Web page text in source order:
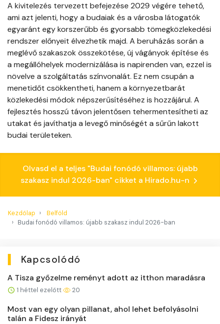
A kivitelezés tervezett befejezése 2029 végére tehető,
ami azt jelenti, hogy a budaiak és a városba látogatók
egyaránt egy korszerűbb és gyorsabb tömegközlekedési
rendszer előnyeit élvezhetik majd. A beruházás során a
meglévő szakaszok összekötése, új vágányok építése és
a megállóhelyek modernizálása is napirenden van, ezzel is
növelve a szolgáltatás színvonalát. Ez nem csupán a
menetidőt csökkentheti, hanem a környezetbarát
közlekedési módok népszerűsítéséhez is hozzájárul. A
fejlesztés hosszú távon jelentősen tehermentesítheti az
utakat és javíthatja a levegő minőségét a sűrűn lakott
budai területeken.
Olvasd el a teljes "Budai fonódó villamos: újabb
szakasz indul 2026-ban" cikket a Hirado.hu-n
Kezdőlap
Belföld
Budai fonódó villamos: újabb szakasz indul 2026-ban
Kapcsolódó
A Tisza győzelme reményt adott az itthon maradásra
1 héttel ezelőtt 20
Most van egy olyan pillanat, ahol lehet befolyásolni
talán a Fidesz irányát